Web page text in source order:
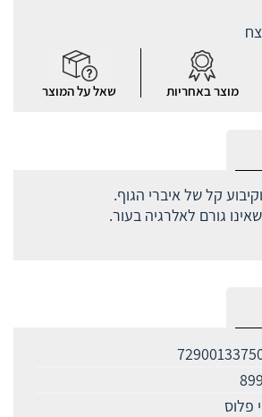
מוצר באחריות שאל על המוצר
קל של איברי הגוף.
גורם לאלרגיה בעור.
פלוס